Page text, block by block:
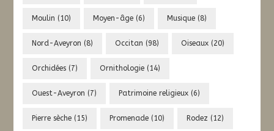
Moulin (10) Moyen-âge (6) Musique (8)
Nord-Aveyron (8) Occitan (98) Oiseaux (20)
Orchidées (7) Ornithologie (14)
Ouest-Aveyron (7) Patrimoine religieux (6)
Pierre sèche (15) Promenade (10) Rodez (12)